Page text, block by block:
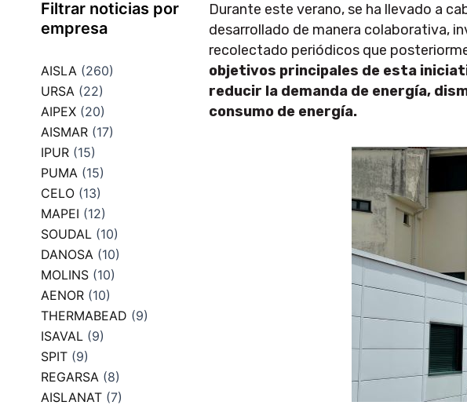
Filtrar noticias por
empresa
AISLA (260)
URSA (22)
AIPEX (20)
AISMAR (17)
IPUR (15)
PUMA (15)
CELO (13)
MAPEI (12)
SOUDAL (10)
DANOSA (10)
MOLINS (10)
AENOR (10)
THERMABEAD (9)
ISAVAL (9)
SPIT (9)
REGARSA (8)
AISLANAT (7)
Durante este verano, se ha llevado a
desarrollado de manera colaborativa,
recolectado periódicos que
objetivos principales de esta
reducir la demanda de energía,
consumo de energía.